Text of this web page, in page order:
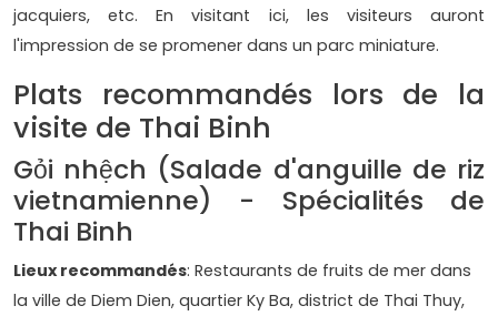
jacquiers, etc. En visitant ici, les visiteurs auront
l'impression de se promener dans un parc miniature.
Plats recommandés lors de la
visite de Thai Binh
Gỏi nhệch (Salade d'anguille de riz
vietnamienne) - Spécialités de
Thai Binh
Lieux recommandés: Restaurants de fruits de mer dans
la ville de Diem Dien, quartier Ky Ba, district de Thai Thuy,